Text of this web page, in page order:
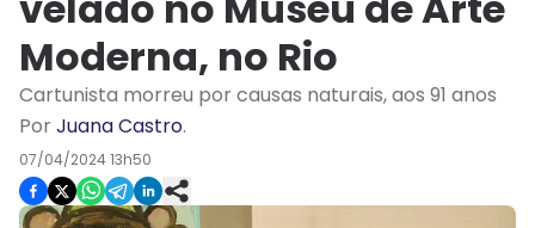
Moderna, no Rio
Cartunista morreu por causas naturais, aos 91 anos
PorJuana Castro.
07/04/2024 13h50